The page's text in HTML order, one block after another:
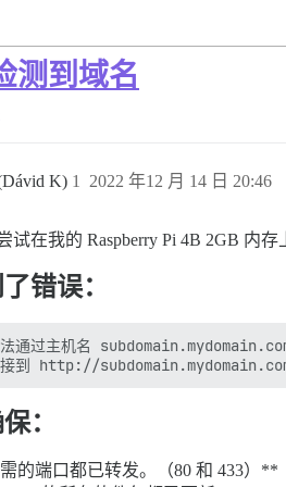
测到域名
K) 2022 年12 月 14 日 20:46
1
试在我的 Raspberry Pi 4B 2GB 内
错误：
通过主机名
：
的端口都已转发。（80 和 433）**